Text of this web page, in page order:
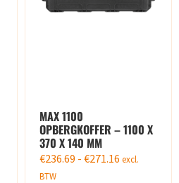
MAX 1100
OPBERGKOFFER – 1100 X
370 X 140 MM
€236.69 - €271.16 excl.
BTW